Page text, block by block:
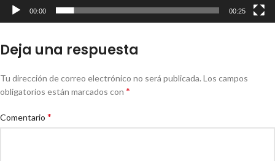
00:00 00:25
Deja una respuesta
Tu dirección de correo electrónico no será publicada. Los campos
obligatorios están marcados con *
Comentario *